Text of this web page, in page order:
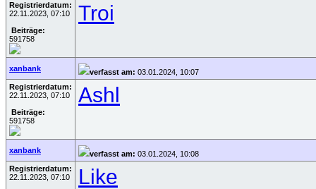
Registrierdatum:
22.11.2023, 07:10
Beiträge:
591758
Troi
xanbank verfasst am: 03.01.2024, 10:07
Registrierdatum:
22.11.2023, 07:10
Beiträge:
591758
Ashl
xanbank verfasst am: 03.01.2024, 10:08
Registrierdatum:
22.11.2023, 07:10
Like